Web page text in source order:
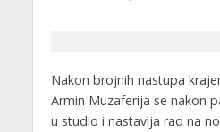
Nakon brojnih nastupa
Armin Muzaferija se nakon
u studio i nastavlja rad na